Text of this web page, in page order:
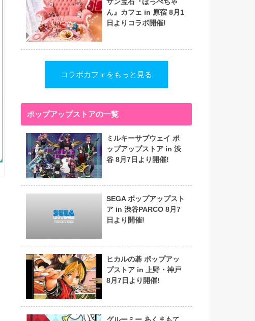
サン宝石『ほっぺちゃ
ん』カフェ in 原宿 8月1
日よりコラボ開催!
コラボカフェをもっと見る
ポップアップストアの一覧
ミルキーサブウェイ ポ
ップアップストア in 渋
谷 8月7日より開催!
SEGA ポップアップスト
ア in 渋谷PARCO 8月7
日より開催!
ヒカルの碁 ポップアッ
プストア in 上野・神戸
8月7日より開催!